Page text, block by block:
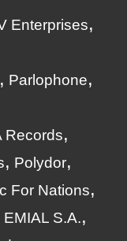
Enterprises
Parlophone
Records
Polydor
For Nations
EMIAL S.A.